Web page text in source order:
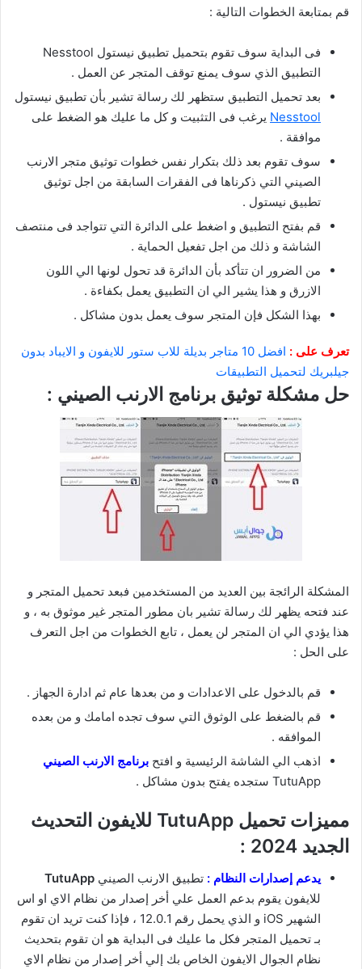
قم بمتابعة الخطوات التالية :
فى البداية سوف تقوم بتحميل تطبيق نيستول Nesstool
التطبيق الذي سوف يمنع توقف المتجر عن العمل .
بعد تحميل التطبيق ستظهر لك رسالة تشير بأن تطبيق نيستول
Nesstool يرغب فى التثبيت و كل ما عليك هو الضغط على
موافقة .
سوف تقوم بعد ذلك بتكرار نفس خطوات توثيق متجر الارنب
الصيني التي ذكرناها فى الفقرات السابقة من اجل توثيق
تطبيق نيستول .
قم بفتح التطبيق و اضغط على الدائرة التي تتواجد فى منتصف
الشاشة و ذلك من اجل تفعيل الحماية .
من الضرور ان تتأكد بأن الدائرة قد تحول لونها الي اللون
الازرق و هذا يشير الي ان التطبيق يعمل بكفاءة .
بهذا الشكل فإن المتجر سوف يعمل بدون مشاكل .
تعرف على :
افضل 10 متاجر بديلة للاب ستور للايفون و الايباد بدون
جيلبريك لتحميل التطبيقات
حل مشكلة توثيق برنامج الارنب الصيني :
المشكلة الرائجة بين العديد من المستخدمين فبعد تحميل المتجر و
عند فتحه يظهر لك رسالة تشير بان مطور المتجر غير موثوق به ، و
هذا يؤدي الي ان المتجر لن يعمل ، تابع الخطوات من اجل التعرف
على الحل :
قم بالدخول على الاعدادات و من بعدها عام ثم ادارة الجهاز .
قم بالضغط على الوثوق التي سوف تجده امامك و من بعده
الموافقه .
اذهب الي الشاشة الرئيسية و افتح برنامج الارنب الصيني
TutuApp ستجده يفتح بدون مشاكل .
مميزات تحميل TutuApp للايفون التحديث
الجديد 2024 :
يدعم إصدارات النظام : تطبيق الارنب الصيني TutuApp
للايفون يقوم بدعم العمل علي أخر إصدار من نظام الاي او اس
الشهير iOS و الذي يحمل رقم 12.0.1 ، فإذا كنت تريد ان تقوم
بـ تحميل المتجر فكل ما عليك فى البداية هو ان تقوم بتحديث
نظام الجوال الايفون الخاص بك إلي أخر إصدار من نظام الاي